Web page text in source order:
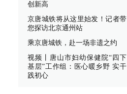
创新高
京唐城铁将从这里始发！记者带
您探访北京通州站
乘京唐城铁，赴一场非遗之约
视频丨唐山市妇幼保健院“四下
基层”工作组：医心暖乡野 实干
践初心